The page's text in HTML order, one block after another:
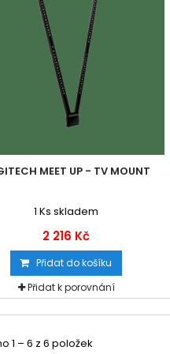
MEET UP - TV MOUNT
1 Ks skladem
2 216 Kč
Přidat do košíku
Přidat k porovnání
1 – 6 z 6 položek